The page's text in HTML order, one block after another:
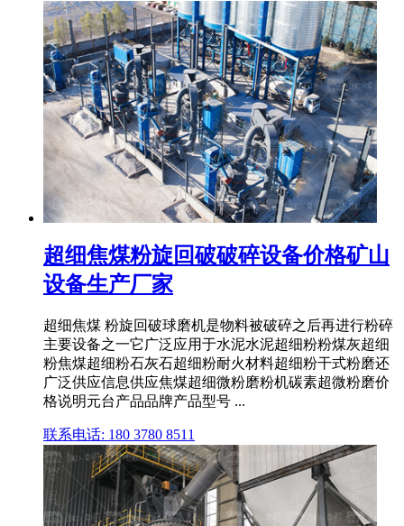
超细焦煤粉旋回破破碎设备价格矿山
设备生产厂家
超细焦煤 粉旋回破球磨机是物料被破碎之后再进行粉碎
主要设备之一它广泛应用于水泥水泥超细粉粉煤灰超细
粉焦煤超细粉石灰石超细粉耐火材料超细粉干式粉磨还
广泛供应信息供应焦煤超细微粉磨粉机碳素超微粉磨价
格说明元台产品品牌产品型号 ...
联系电话: 180 3780 8511